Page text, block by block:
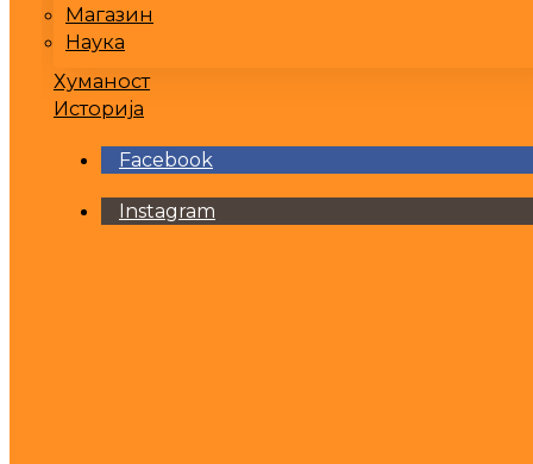
Магазин
Наука
Хуманост
Историја
Facebook
Instagram